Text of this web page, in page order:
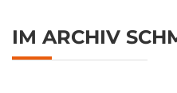
IM ARCHIV